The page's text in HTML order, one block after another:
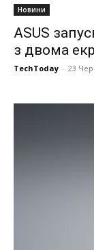
Новини
ASUS
з двома
TechToday - 23